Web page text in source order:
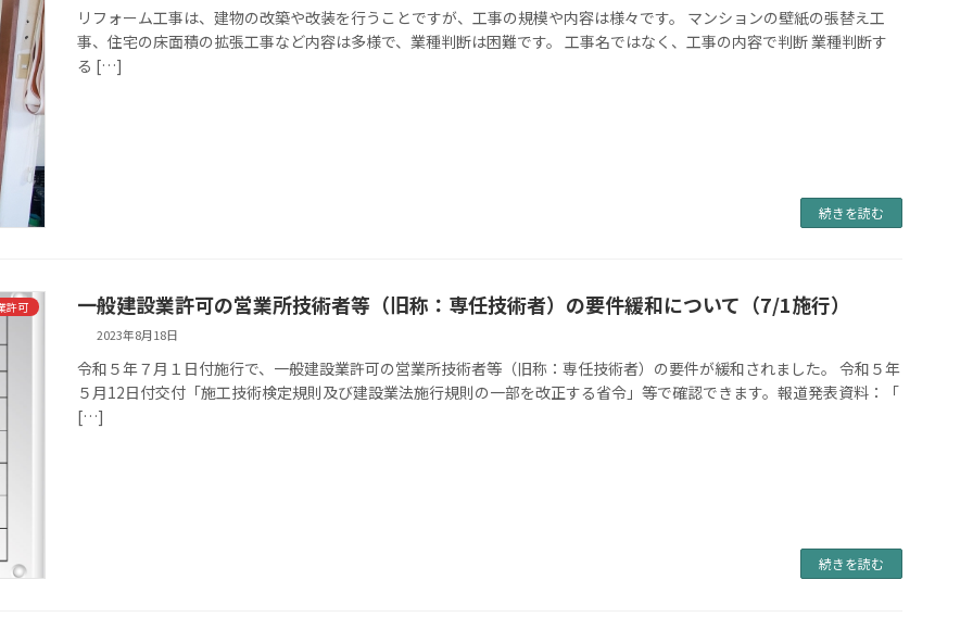
リフォーム工事は、建物の改築や改装を行うことですが、工事の規模や内容は様々です。 マンションの壁紙の張替え工
事、住宅の床面積の拡張工事など内容は多様で、業種判断は困難です。 工事名ではなく、工事の内容で判断 業種判断す
る […]
続きを読む
許可 一般建設業許可の営業所技術者等（旧称：専任技術者）の要件緩和について（7/1施行）
2023年8月18日
令和５年７月１日付施行で、一般建設業許可の営業所技術者等（旧称：専任技術者）の要件が緩和されました。 令和５年
５月12日付交付「施工技術検定規則及び建設業法施行規則の一部を改正する省令」等で確認できます。報道発表資料：「
[…]
続きを読む